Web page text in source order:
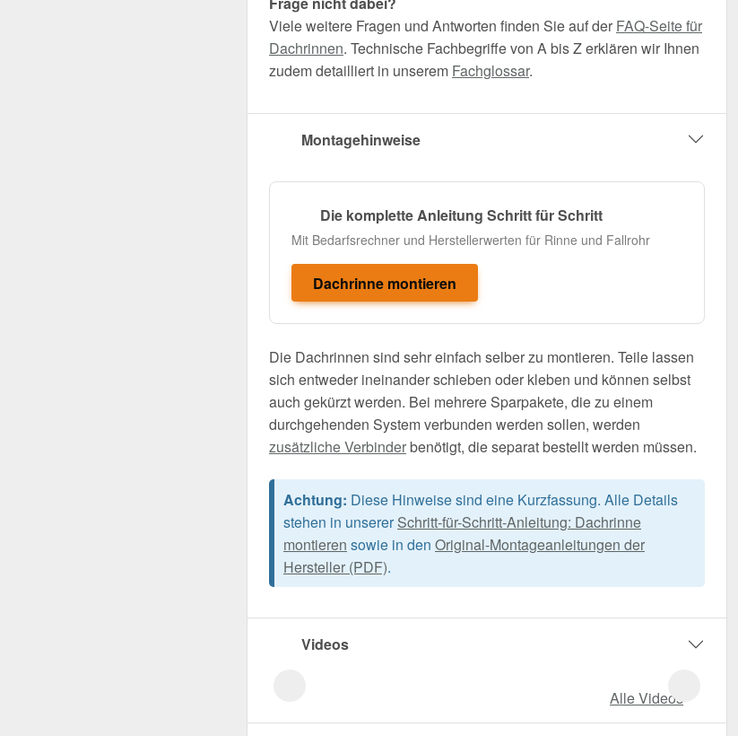
Viele weitere Fragen und Antworten finden Sie auf der FAQ-Seite für
Dachrinnen. Technische Fachbegriffe von A bis Z erklären wir Ihnen
zudem detailliert in unserem Fachglossar.
Montagehinweise
Die komplette Anleitung Schritt für Schritt
Mit Bedarfsrechner und Herstellerwerten für Rinne und Fallrohr
Dachrinne montieren
Die Dachrinnen sind sehr einfach selber zu montieren. Teile lassen
sich entweder ineinander schieben oder kleben und können selbst
auch gekürzt werden. Bei mehrere Sparpakete, die zu einem
durchgehenden System verbunden werden sollen, werden
zusätzliche Verbinderbenötigt, die separat bestellt werden müssen.
Achtung: Diese Hinweise sind eine Kurzfassung. Alle Details
stehen in unserer Schritt-für-Schritt-Anleitung: Dachrinne
montieren sowie in den Original-Montageanleitungen der
Hersteller (PDF).
Videos
Alle Videos